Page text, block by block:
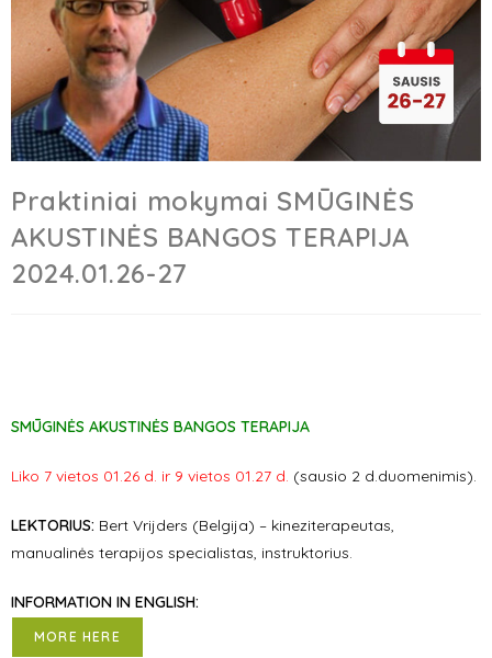
Praktiniai mokymai SMŪGINĖS
AKUSTINĖS BANGOS TERAPIJA
2024.01.26-27
SMŪGINĖS AKUSTINĖS BANGOS TERAPIJA
Liko 7 vietos 01.26 d. ir 9 vietos 01.27 d. (sausio 2 d.duomenimis).
LEKTORIUS: Bert Vrijders (Belgija) – kineziterapeutas,
manualinės terapijos specialistas, instruktorius.
INFORMATION IN ENGLISH:
MORE HERE